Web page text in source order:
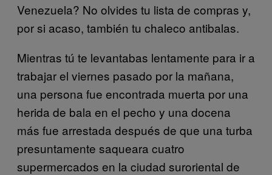
Venezuela? No olvides tu lista de compras y,
por si acaso, también tu chaleco antibalas.
Mientras tú te levantabas lentamente para ir a
trabajar el viernes pasado por la mañana,
una persona fue encontrada muerta por una
herida de bala en el pecho y una docena
más fue arrestada después de que una turba
presuntamente saqueara cuatro
supermercados en la ciudad suroriental de